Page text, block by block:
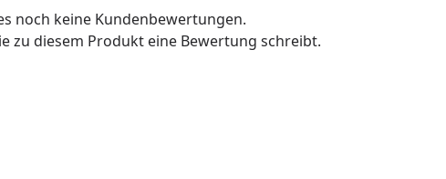
noch keine Kundenbewertungen.
zu diesem Produkt eine Bewertung schreibt.